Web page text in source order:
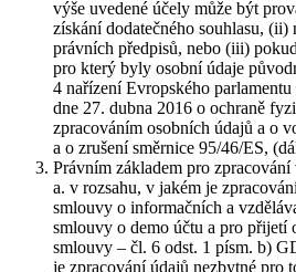
výše uvedené účely může být
získání dodatečného souhlasu, (ii)
právních předpisů, nebo (iii)
pro který byly osobní údaje
4 nařízení Evropského
dne 27. dubna 2016 o ochraně
zpracováním osobních údajů a o
a o zrušení směrnice 95/46/ES,
Právním základem pro
a. v rozsahu, v jakém je
smlouvy o informačních a
smlouvy o demo účtu a pro přijetí
smlouvy – čl. 6 odst. 1 písm. b)
je zpracování údajů nezbytné pro